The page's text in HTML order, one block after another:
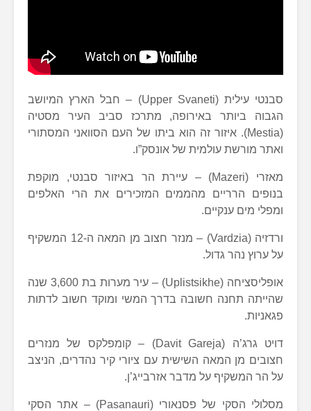
סבנטי עילית (Upper Svaneti) – חבל הארץ המיושב
הגבוה ביותר באירופה, מתרכז סביב העיר מסטיה
(Mestia). איזור זה הוא ביתו של העם הסוואני המסתורי
ואתר מורשת עולמית של אונסק”ו.
מאזרי (Mazeri) – עיירת הר באיזור סבנטי, מוקפת
בנופים הרריים מהממים המזכירים את הרי האלפים
ומפלי מים ענקיים.
ורדזיה (Vardzia) – מנזר חצוב מן המאה ה-12 המשקיף
על ערוץ נהר גדול.
אופליסציחה (Uplistsikhe) – עיר מערות בת 3,600 שנה
שהייתה תחנה חשובה בדרך המשי ומוקד חשוב לדתות
פגאניות.
דויט גרג’ה (Davit Gareja) – קומפלקס של מנזרים
חצובים מן המאה השישית עם ציורי קיר נהדרים, הניצב
על הר המשקיף על מדבר אזרבייג’ן.
מסלולי הסקי של פסנאורי (Pasanauri) – אתר הסקי